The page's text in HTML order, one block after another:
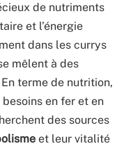
de nutriments
et l’énergie
dans les currys
mêlent à des
terme de nutrition,
en fer et en
des sources
et leur vitalité